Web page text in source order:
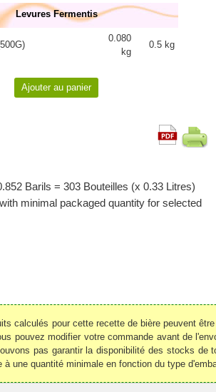
Levures Fermentis
0.080
kg
0.5 kg
Barils = 303 Bouteilles (x 0.33 Litres)
minimal packaged quantity for selected
calculés pour cette recette de bière peuvent
pouvez modifier votre commande avant de
pas garantir la disponibilité des stocks de
à une quantité minimale en fonction du type